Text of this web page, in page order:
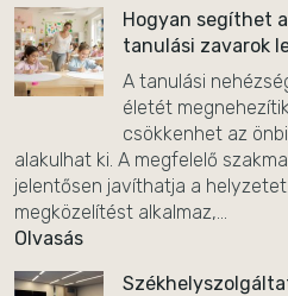
Hogyan segíthet
tanulási zavarok
A tanulási
életét
csökkenhet az
alakulhat ki. A megfelelő
jelentősen javíthatja a
megközelítést alkalmaz,...
Olvasás